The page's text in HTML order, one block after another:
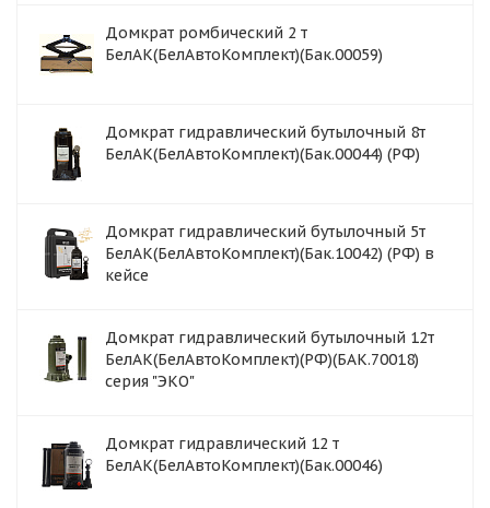
Домкрат ромбический 2 т
БелАК(БелАвтоКомплект)(Бак.00059)
Домкрат гидравлический бутылочный 8т
БелАК(БелАвтоКомплект)(Бак.00044) (РФ)
Домкрат гидравлический бутылочный 5т
БелАК(БелАвтоКомплект)(Бак.10042) (РФ) в
кейсе
Домкрат гидравлический бутылочный 12т
БелАК(БелАвтоКомплект)(РФ)(БАК.70018)
серия "ЭКО"
Домкрат гидравлический 12 т
БелАК(БелАвтоКомплект)(Бак.00046)